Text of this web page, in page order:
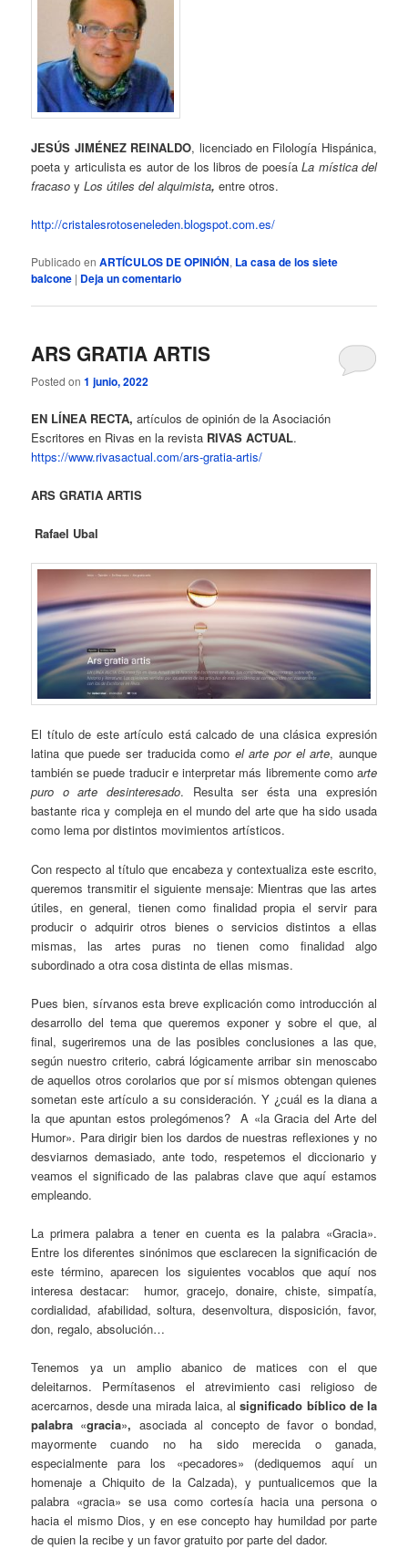
JESÚS JIMÉNEZ REINALDO, licenciado en Filología Hispánica,
poeta y articulista es autor de los libros de poesíaLa mística del
fracaso yLos útiles del alquimista,entre otros.
http://cristalesrotoseneleden.blogspot.com.es/
Publicado en ARTÍCULOS DE OPINIÓN, La casa de los siete
balcone | Deja un comentario
ARS GRATIA ARTIS
Posted on1 junio, 2022
EN LÍNEA RECTA,artículos de opinión de la Asociación
Escritores en Rivas en la revista RIVAS ACTUAL.
https://www.rivasactual.com/ars-gratia-artis/
ARS GRATIA ARTIS
Rafael Ubal
El título de este artículo está calcado de una clásica expresión
latina que puede ser traducida como el arte por el arte, aunque
también se puede traducir e interpretar más libremente como arte
puro o arte desinteresado. Resulta ser ésta una expresión
bastante rica y compleja en el mundo del arte que ha sido usada
como lema por distintos movimientos artísticos.
Con respecto al título que encabeza y contextualiza este escrito,
queremos transmitir el siguiente mensaje: Mientras que las artes
útiles, en general, tienen como finalidad propia el servir para
producir o adquirir otros bienes o servicios distintos a ellas
mismas, las artes puras no tienen como finalidad algo
subordinado a otra cosa distinta de ellas mismas.
Pues bien, sírvanos esta breve explicación como introducción al
desarrollo del tema que queremos exponer y sobre el que, al
final, sugeriremos una de las posibles conclusiones a las que,
según nuestro criterio, cabrá lógicamente arribar sin menoscabo
de aquellos otros corolarios que por sí mismos obtengan quienes
sometan este artículo a su consideración. Y ¿cuál es la diana a
la que apuntan estos prolegómenos? A «la Gracia del Arte del
Humor». Para dirigir bien los dardos de nuestras reflexiones y no
desviarnos demasiado, ante todo, respetemos el diccionario y
veamos el significado de las palabras clave que aquí estamos
empleando.
La primera palabra a tener en cuenta es la palabra «Gracia».
Entre los diferentes sinónimos que esclarecen la significación de
este término, aparecen los siguientes vocablos que aquí nos
interesa destacar: humor, gracejo, donaire, chiste, simpatía,
cordialidad, afabilidad, soltura, desenvoltura, disposición, favor,
don, regalo, absolución…
Tenemos ya un amplio abanico de matices con el que
deleitarnos. Permítasenos el atrevimiento casi religioso de
acercarnos, desde una mirada laica, alsignificado bíblico de la
palabra «gracia», asociada al concepto de favor o bondad,
mayormente cuando no ha sido merecida o ganada,
especialmente para los «pecadores» (dediquemos aquí un
homenaje a Chiquito de la Calzada), y puntualicemos que la
palabra «gracia» se usa como cortesía hacia una persona o
hacia el mismo Dios, y en ese concepto hay humildad por parte
de quien la recibe y un favor gratuito por parte del dador.